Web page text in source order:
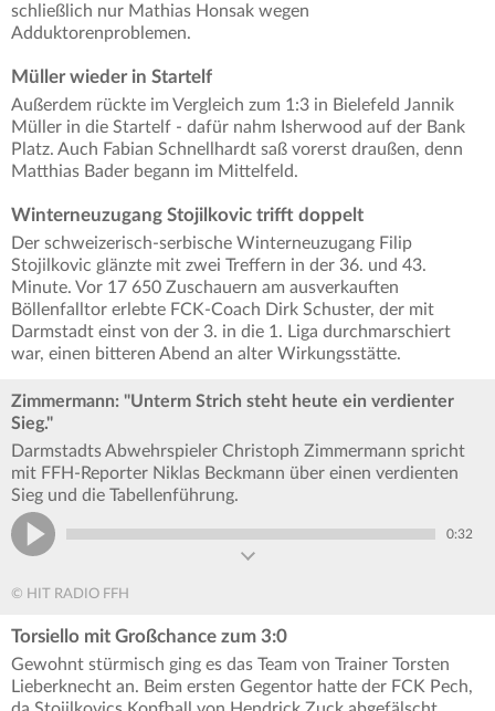
schließlich nur Mathias Honsak wegen
Adduktorenproblemen.
Müller wieder in Startelf
Außerdem rückte im Vergleich zum 1:3 in Bielefeld Jannik
Müller in die Startelf - dafür nahm Isherwood auf der Bank
Platz. Auch Fabian Schnellhardt saß vorerst draußen, denn
Matthias Bader begann im Mittelfeld.
Winterneuzugang Stojilkovic trifft doppelt
Der schweizerisch-serbische Winterneuzugang Filip
Stojilkovic glänzte mit zwei Treffern in der 36. und 43.
Minute. Vor 17 650 Zuschauern am ausverkauften
Böllenfalltor erlebte FCK-Coach Dirk Schuster, der mit
Darmstadt einst von der 3. in die 1. Liga durchmarschiert
war, einen bitteren Abend an alter Wirkungsstätte.
Zimmermann: "Unterm Strich steht heute ein verdienter
Sieg."
Darmstadts Abwehrspieler Christoph Zimmermann spricht
mit FFH-Reporter Niklas Beckmann über einen verdienten
Sieg und die Tabellenführung.
0:32
© HIT RADIO FFH
Torsiello mit Großchance zum 3:0
Gewohnt stürmisch ging es das Team von Trainer Torsten
Lieberknecht an. Beim ersten Gegentor hatte der FCK Pech,